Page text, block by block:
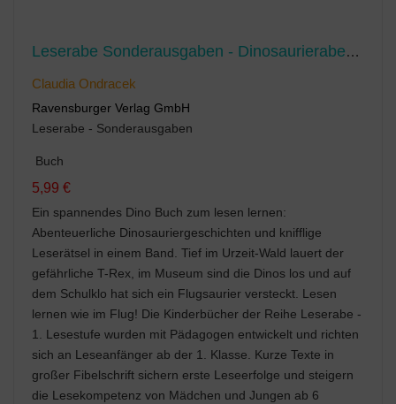
Leserabe Sonderausgaben - Dinosaurierabenteuer für Erstleser
Claudia Ondracek
Ravensburger Verlag GmbH
Leserabe - Sonderausgaben
Buch
5,99 €
Ein spannendes Dino Buch zum lesen lernen:
Abenteuerliche Dinosauriergeschichten und knifflige
Leserätsel in einem Band. Tief im Urzeit-Wald lauert der
gefährliche T-Rex, im Museum sind die Dinos los und auf
dem Schulklo hat sich ein Flugsaurier versteckt. Lesen
lernen wie im Flug! Die Kinderbücher der Reihe Leserabe -
1. Lesestufe wurden mit Pädagogen entwickelt und richten
sich an Leseanfänger ab der 1. Klasse. Kurze Texte in
großer Fibelschrift sichern erste Leseerfolge und steigern
die Lesekompetenz von Mädchen und Jungen ab 6